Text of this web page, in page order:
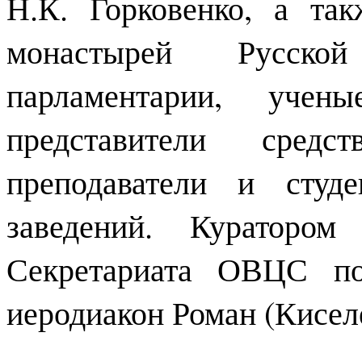
монастырей
парламентарии,
представители
преподаватели и
заведений.
Секретариата ОВЦС
иеродиакон Роман